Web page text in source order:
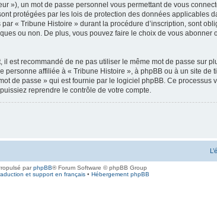
»), un mot de passe personnel vous permettant de vous
protégées par les lois de protection des données applicables
« Tribune Histoire » durant la procédure d’inscription, sont
ou non. De plus, vous pouvez faire le choix de vous
est recommandé de ne pas utiliser le même mot de passe sur
affiliée à « Tribune Histoire », à phpBB ou à un site
de passe » qui est fournie par le logiciel phpBB. Ce
reprendre le contrôle de votre compte.
parphpBB® Forum Software © phpBB Group
et support en français• Hébergement phpBB